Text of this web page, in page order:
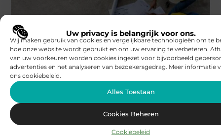
Uw privacy is belangrijk voor ons.
Wij maken gebruik van cookies en vergelijkbare technologieën om te
hoe onze website wordt gebruikt en om uw ervaring te verbeteren.
van uw voorkeuren worden cookies ingezet voor bijvoorbeeld
advertenties en het analyseren van bezoekersgedrag. Meer informatie
ons cookiebeleid.
Alles Toestaan
Cookies Beheren
Cookiebeleid
ZAKELIJKE DIENSTVERLENING
BBC Kaprijke
De voordelen van gepersonaliseerde
werkuniformen in de horeca
Werkuniformen in de horeca bieden een scala aan
voordelen die verder gaan dan alleen een professionele